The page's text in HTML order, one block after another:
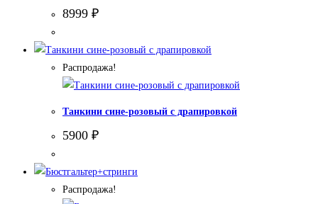
8999 ₽
Распродажа!
Танкини сине-розовый с драпировкой
5900 ₽
Распродажа!